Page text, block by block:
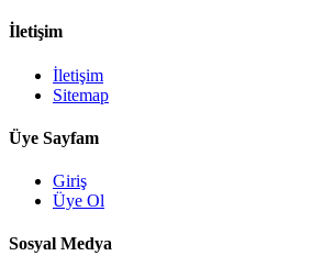
İletişim
İletişim
Sitemap
Üye Sayfam
Giriş
Üye Ol
Sosyal Medya